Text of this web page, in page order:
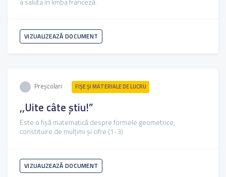
VIZUALIZEAZĂ DOCUMENT
Preșcolari FIŞE ŞI MATERIALE DE LUCRU
,,Uite câte știu!”
Este o fișă matematică despre formele geometrice,
constituire de mulțimi și cifre (1-3)
VIZUALIZEAZĂ DOCUMENT